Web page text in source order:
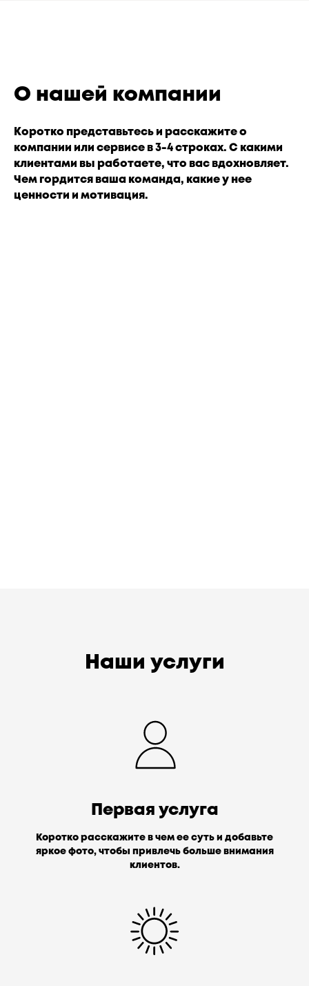
О нашей компании
Коротко представьтесь и расскажите о
компании или сервисе в 3-4 строках. С какими
клиентами вы работаете, что вас вдохновляет.
Чем гордится ваша команда, какие у нее
ценности и мотивация.
Наши услуги
Первая услуга
Коротко расскажите в чем ее суть и добавьте
яркое фото, чтобы привлечь больше внимания
клиентов.